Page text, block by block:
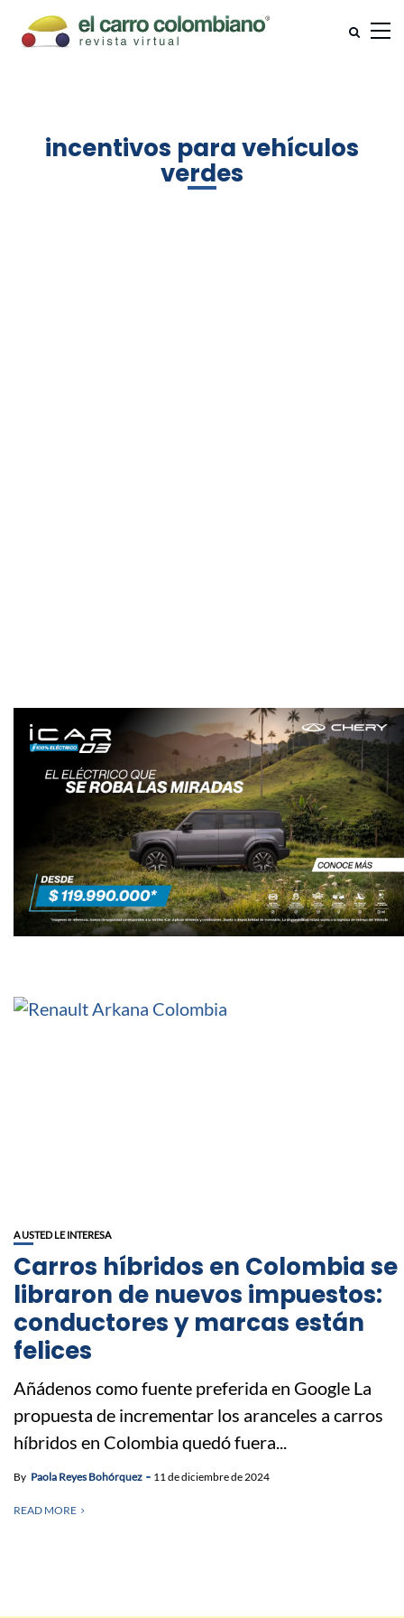
incentivos para vehículos
verdes
A USTED LE INTERESA
Carros híbridos en Colombia se
libraron de nuevos impuestos:
conductores y marcas están
felices
Añádenos como fuente preferida en Google La
propuesta de incrementar los aranceles a carros
híbridos en Colombia quedó fuera...
By Paola Reyes Bohórquez 11 de diciembre de 2024
READ MORE